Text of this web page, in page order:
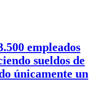
empleados
sueldos de
únicamente un